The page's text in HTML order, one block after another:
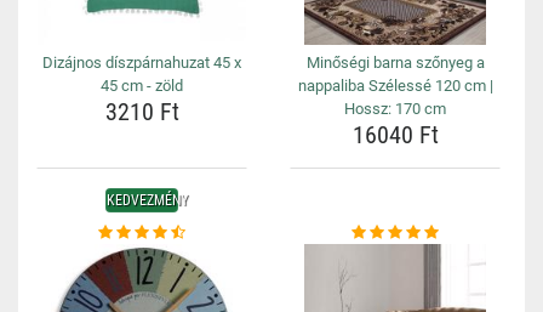
Dizájnos díszpárnahuzat 45 x
45 cm - zöld
3210 Ft
Minőségi barna szőnyeg a
nappaliba Szélessé 120 cm |
Hossz: 170 cm
16040 Ft
KEDVEZMÉNY